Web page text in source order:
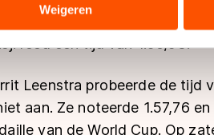
Zij kunnen deze combineren met
Sommige partners kunnen
beschermingsniveau geldt volgens
Weigeren
de 1000 meter kwam op de
reed een tijd van 1.56,93.
Leenstra probeerde de tijd
aan. Ze noteerde 1.57,76
van de World Cup. Op